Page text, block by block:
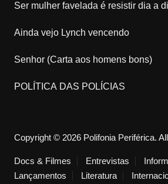
Ser mulher favelada é resistir dia a
Ainda vejo Lynch vencendo
Senhor (Carta aos homens bons)
POLÍTICA DAS POLÍCIAS
Copyright © 2026 Polifonia Periférica.
Docs & Filmes Entrevistas
Lançamentos
Literatura